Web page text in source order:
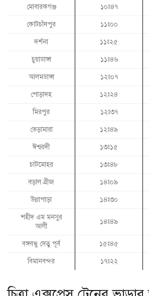
মোবারকগঞ্জ ১০ঃ৪৭
কোটচাঁদপুর ১১ঃ০০
দর্শনা ১১ঃ২৫
চুয়াডাঙ্গা ১১ঃ৪৬
আলমডাঙ্গা ১২ঃ০৭
পোড়াদহ ১২ঃ২৪
মিরপুর ১২ঃ৩৭
ভেড়ামারা ১২ঃ৪৯
ঈশ্বরদী ১৩ঃ১৫
চাটমোহর ১৩ঃ৪৮
বড়াল ব্রীজ ১৪ঃ০৯
উল্লাপাড়া ১৪ঃ৩০
শহীদ এম মনসুর
আলী
১৪ঃ৪৯
বঙ্গবন্ধু সেতু পূর্ব ১৫ঃ৪৫
বিমানবন্দর ১৭ঃ২২